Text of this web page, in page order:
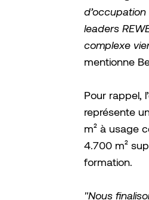
leaders
complexe
mentionne
Pour rappel,
représente
m² à usage
4.700 m²
formation.
"Nous